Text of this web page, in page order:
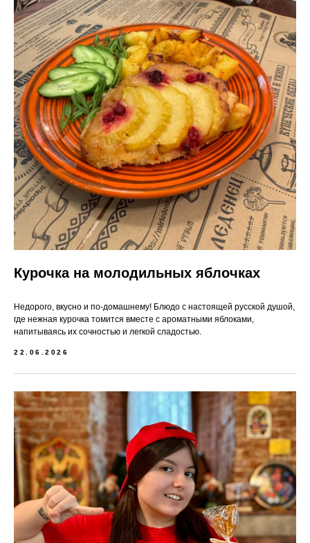
Курочка на молодильных яблочках
Недорого, вкусно и по-домашнему! Блюдо с настоящей русской душой,
где нежная курочка томится вместе с ароматными яблоками,
напитываясь их сочностью и легкой сладостью.
22.06.2026